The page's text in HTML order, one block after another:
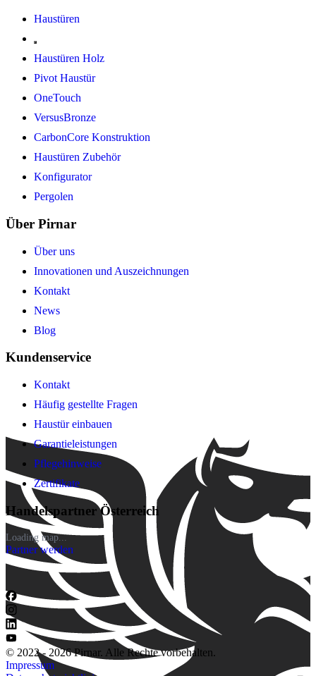
Haustüren
Haustüren Holz
Pivot Haustür
OneTouch
VersusBronze
CarbonCore Konstruktion
Haustüren Zubehör
Konfigurator
Pergolen
Über Pirnar
Über uns
Innovationen und Auszeichnungen
Kontakt
News
Blog
Kundenservice
Kontakt
Häufig gestellte Fragen
Haustür einbauen
Garantieleistungen
Pflegehinweise
Zertifikate
Handelspartner Österreich
Loading map...
Partner werden
© 2022 - 2026 Pirnar. Alle Rechte vorbehalten.
Impressum